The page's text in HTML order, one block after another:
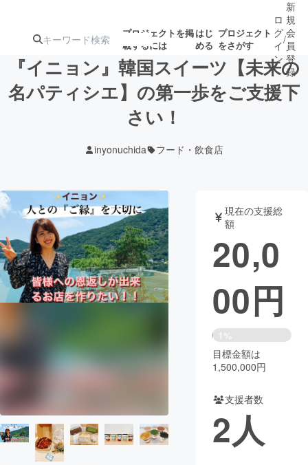
プロジェクトを掲
載するには
はじ
める
プロジェクト
をさがす
注目の新着プロ 募集終了が近いプ
テクノロジー・ガジェット
映像・映画 書籍・雑誌
ビジネス・起業 チャレンジ
CAMPFIRE Creation
コミュニティ
ロ
グ
イ
ン
/
新
規
会
員
登
録
『イニョン』韓国スイーツ【未来の
名パティシエ】の第一歩をご支援下
さい！
inyonuchida フード・飲食店
現在の支援総
額
20,0
00円
1%
目標金額は
1,500,000円
支援者数
2人